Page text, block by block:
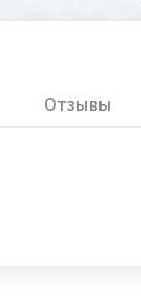
Отзывы